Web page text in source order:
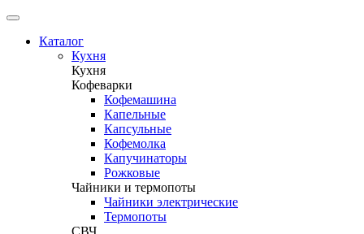
Каталог
Кухня
Кухня
Кофеварки
Кофемашина
Капельные
Капсульные
Кофемолка
Капучинаторы
Рожковые
Чайники и термопоты
Чайники электрические
Термопоты
СВЧ